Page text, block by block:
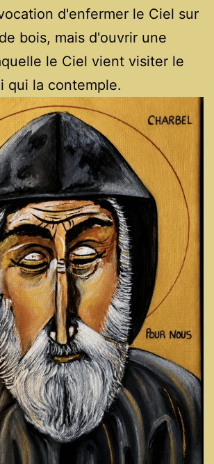
d'enfermer le Ciel sur
bois, mais d'ouvrir une
le Ciel vient visiter le
la contemple.